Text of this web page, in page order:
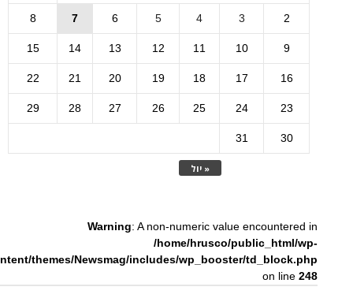
« יול
2
3
4
5
6
7
8
9
10
11
12
13
14
15
16
17
18
19
20
21
22
23
24
25
26
27
28
29
30
31
Warning: A non-numeric value encountered in
/home/hrusco/public_html/wp-
themes/Newsmag/includes/wp_booster/td_block.php
on line248